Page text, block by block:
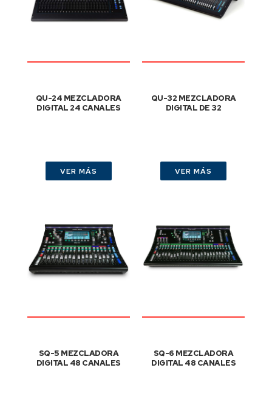
QU-24 MEZCLADORA
DIGITAL 24 CANALES
VER MÁS
QU-32 MEZCLADORA
DIGITAL DE 32
VER MÁS
SQ-5 MEZCLADORA
DIGITAL 48 CANALES
SQ-6 MEZCLADORA
DIGITAL 48 CANALES